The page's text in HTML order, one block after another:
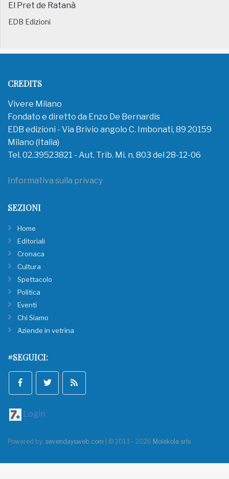
El Pret de Ratanà
EDB Edizioni
CREDITS
Vivere Milano
Fondato e diretto da Enzo De Bernardis
EDB edizioni - Via Brivio angolo C. Imbonati, 89 20159
Milano (Italia)
Tel. 02.39523821 - Aut. Trib. Mi. n. 803 del 28-12-06
Informativa sulla privacy
SEZIONI
Home
Editoriali
Cronaca
Cultura
Spettacolo
Politica
Eventi
Chi Siamo
Aziende in vetrina
#SEGUICI:
Login
Powered by: sevendaysweb.com | © 2013 - 2026 Molekola srls